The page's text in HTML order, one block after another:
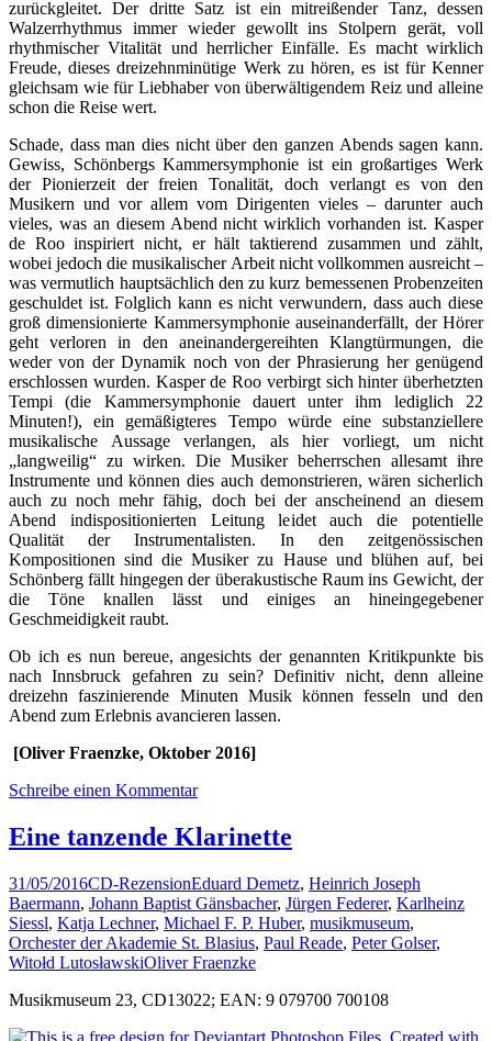
zurückgleitet. Der dritte Satz ist ein mitreißender Tanz, dessen
Walzerrhythmus immer wieder gewollt ins Stolpern gerät, voll
rhythmischer Vitalität und herrlicher Einfälle. Es macht wirklich
Freude, dieses dreizehnminütige Werk zu hören, es ist für Kenner
gleichsam wie für Liebhaber von überwältigendem Reiz und alleine
schon die Reise wert.
Schade, dass man dies nicht über den ganzen Abends sagen kann.
Gewiss, Schönbergs Kammersymphonie ist ein großartiges Werk
der Pionierzeit der freien Tonalität, doch verlangt es von den
Musikern und vor allem vom Dirigenten vieles – darunter auch
vieles, was an diesem Abend nicht wirklich vorhanden ist. Kasper
de Roo inspiriert nicht, er hält taktierend zusammen und zählt,
wobei jedoch die musikalischer Arbeit nicht vollkommen ausreicht –
was vermutlich hauptsächlich den zu kurz bemessenen Probenzeiten
geschuldet ist. Folglich kann es nicht verwundern, dass auch diese
groß dimensionierte Kammersymphonie auseinanderfällt, der Hörer
geht verloren in den aneinandergereihten Klangtürmungen, die
weder von der Dynamik noch von der Phrasierung her genügend
erschlossen wurden. Kasper de Roo verbirgt sich hinter überhetzten
Tempi (die Kammersymphonie dauert unter ihm lediglich 22
Minuten!), ein gemäßigteres Tempo würde eine substanziellere
musikalische Aussage verlangen, als hier vorliegt, um nicht
„langweilig“ zu wirken. Die Musiker beherrschen allesamt ihre
Instrumente und können dies auch demonstrieren, wären sicherlich
auch zu noch mehr fähig, doch bei der anscheinend an diesem
Abend indispositionierten Leitung leidet auch die potentielle
Qualität der Instrumentalisten. In den zeitgenössischen
Kompositionen sind die Musiker zu Hause und blühen auf, bei
Schönberg fällt hingegen der überakustische Raum ins Gewicht, der
die Töne knallen lässt und einiges an hineingegebener
Geschmeidigkeit raubt.
Ob ich es nun bereue, angesichts der genannten Kritikpunkte bis
nach Innsbruck gefahren zu sein? Definitiv nicht, denn alleine
dreizehn faszinierende Minuten Musik können fesseln und den
Abend zum Erlebnis avancieren lassen.
[Oliver Fraenzke, Oktober 2016]
Schreibe einen Kommentar
Eine tanzende Klarinette
31/05/2016CD-RezensionEduard Demetz, Heinrich Joseph
Baermann, Johann Baptist Gänsbacher, Jürgen Federer, Karlheinz
Siessl, Katja Lechner, Michael F. P. Huber, musikmuseum,
Orchester der Akademie St. Blasius, Paul Reade, Peter Golser,
Witołd LutosławskiOliver Fraenzke
Musikmuseum 23, CD13022; EAN: 9 079700 700108